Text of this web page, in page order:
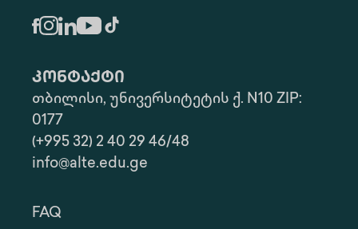
კონტაქტი
თბილისი, უნივერსიტეტის ქ. N10 ZIP:
0177
(+995 32) 2 40 29 46/48
info@alte.edu.ge
FAQ